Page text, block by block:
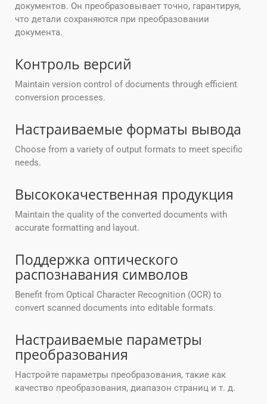
документов. Он преобразовывает точно, гарантируя,
что детали сохраняются при преобразовании
документа.
Контроль версий
Maintain version control of documents through efficient
conversion processes.
Настраиваемые форматы вывода
Choose from a variety of output formats to meet specific
needs.
Высококачественная продукция
Maintain the quality of the converted documents with
accurate formatting and layout.
Поддержка оптического
распознавания символов
Benefit from Optical Character Recognition (OCR) to
convert scanned documents into editable formats.
Настраиваемые параметры
преобразования
Настройте параметры преобразования, такие как
качество преобразования, диапазон страниц и т. д.